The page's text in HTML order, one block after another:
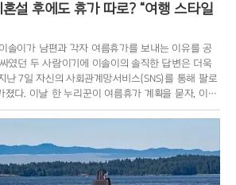
설 후에도 휴가 따로? “여행 스타일
솔이가 남편과 각자 여름휴가를 보내는 이유를 공
였던 두 사람이기에 이솔이의 솔직한 답변은 더욱
난 7일 자신의 사회관계망서비스(SNS)를 통해 팔로
졌다. 이날 한 누리꾼이 여름휴가 계획을 묻자, 이솔